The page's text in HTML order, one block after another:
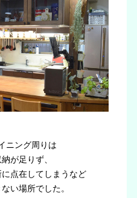
ニング周りは
が足りず、
点在してしまうなど
い場所でした。